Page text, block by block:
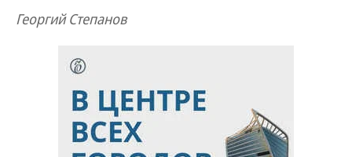
Георгий Степанов